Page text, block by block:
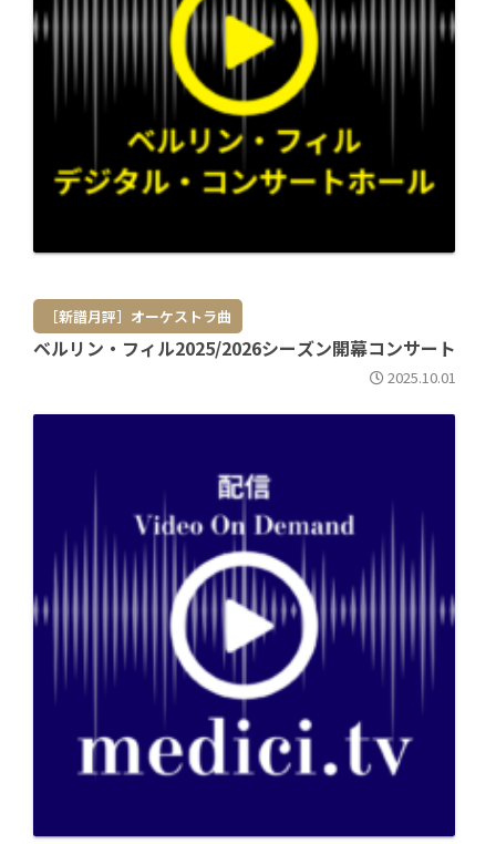
［新譜月評］オーケストラ曲
ベルリン・フィル2025/2026シーズン開幕コンサート
2025.10.01